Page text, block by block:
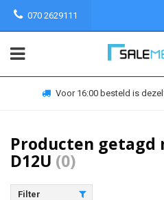
070 2629111
Voor 16:00 besteld is
Producten getagd
D12U (0)
Filter